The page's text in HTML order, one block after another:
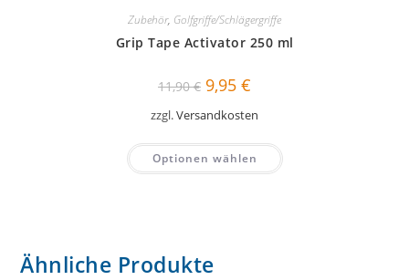
Zubehör, Golfgriffe/Schlägergriffe
Grip Tape Activator 250 ml
11,90€ Ursprünglicher
Preis
war:
11,90 €
9,95 €
9,95 €.
zzgl.Versandkosten
Optionen wählen
Ähnliche Produkte